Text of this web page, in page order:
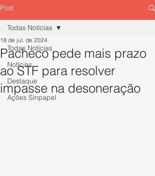
Post
Todas Notícias
Notícias
Destaque
Ações Sinpapel
Todas Notícias
Pacheco pede mais prazo
ao STF para resolver
impasse na desoneração
18 de jul. de 2024